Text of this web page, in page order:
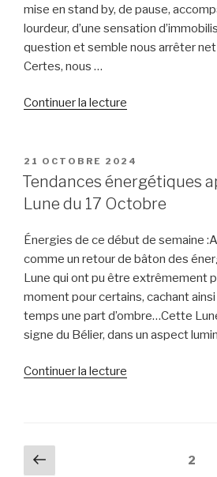
mise en stand by, de pause,
lourdeur, d’une sensation
question et semble nous arrêter net
Certes, nous …
Continuer la lecture
dans
les
émotions
PUBLIÉ
LE
21 OCTOBRE 2024
Tendances énergétiques
Lune du 17 Octobre
Énergies de ce début de semaine
comme un retour de bâton des
Lune qui ont pu être extrêmement
moment pour certains, cachant
temps une part d’ombre…Cette
signe du Bélier, dans un aspect
Continuer la lecture
Pagination
Page
2